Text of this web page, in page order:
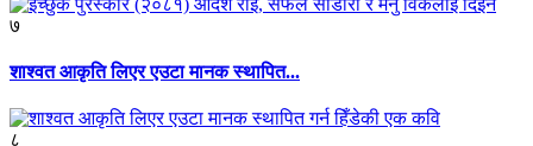
७
शाश्वत आकृति लिएर एउटा मानक स्थापित...
८